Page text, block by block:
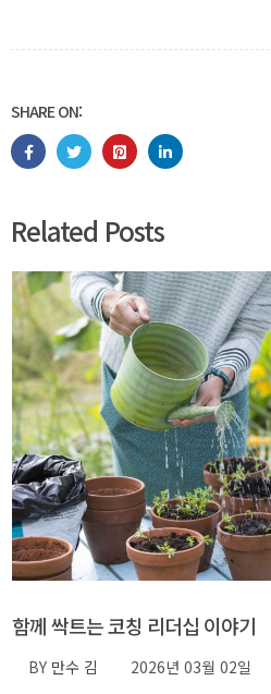
SHARE ON:
Related Posts
함께 싹트는 코칭 리더십 이야기
BY 만수 김 2026년 03월 02일